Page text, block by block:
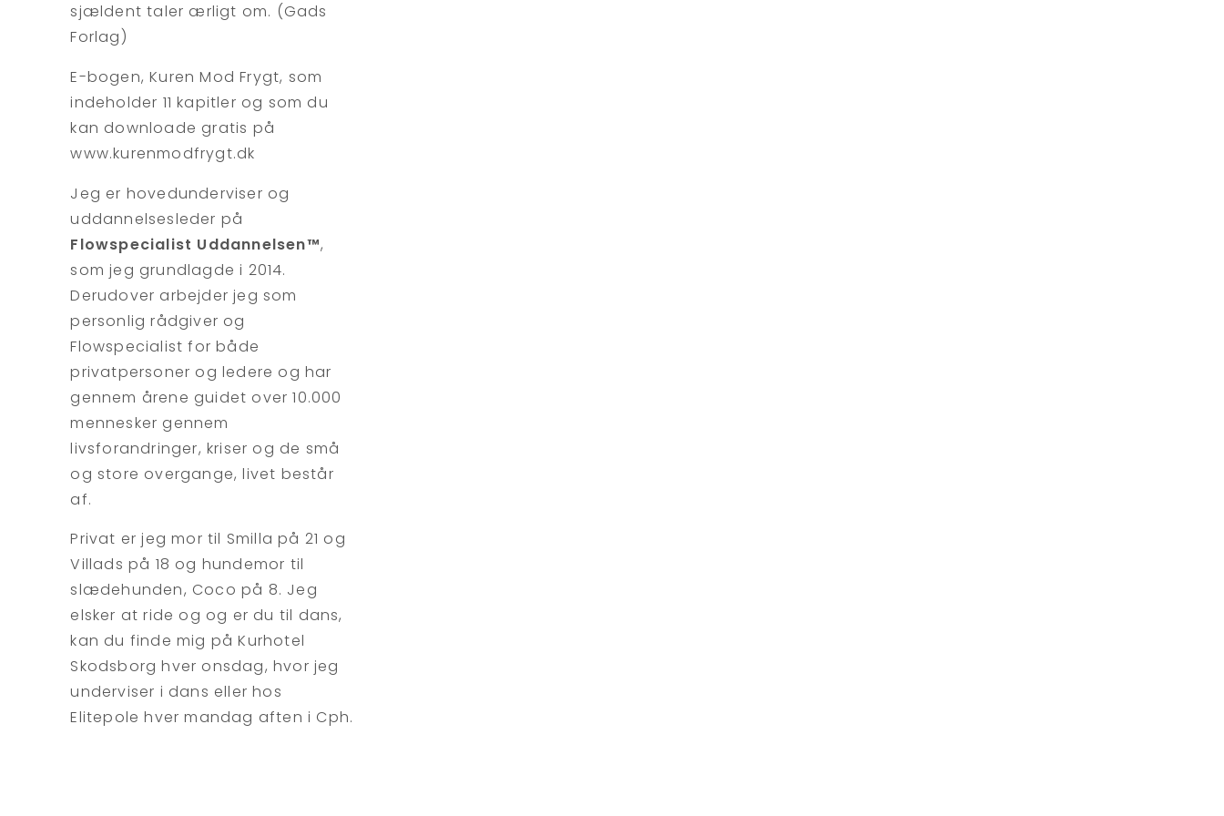
sjældent taler ærligt om. (Gads
Forlag)
E-bogen, Kuren Mod Frygt, som
indeholder 11 kapitler og som du
kan downloade gratis på
www.kurenmodfrygt.dk
Jeg er hovedunderviser og
uddannelsesleder på
Flowspecialist Uddannelsen™,
som jeg grundlagde i 2014.
Derudover arbejder jeg som
personlig rådgiver og
Flowspecialist for både
privatpersoner og ledere og har
gennem årene guidet over 10.000
mennesker gennem
livsforandringer, kriser og de små
og store overgange, livet består
af.
Privat er jeg mor til Smilla på 21 og
Villads på 18 og hundemor til
slædehunden, Coco på 8. Jeg
elsker at ride og og er du til dans,
kan du finde mig på Kurhotel
Skodsborg hver onsdag, hvor jeg
underviser i dans eller hos
Elitepole hver mandag aften i Cph.